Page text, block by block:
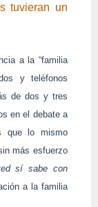
tuvieran un
a la “familia
y teléfonos
de dos y tres
en el debate a
que lo mismo
más esfuerzo
sí sabe con
a la familia